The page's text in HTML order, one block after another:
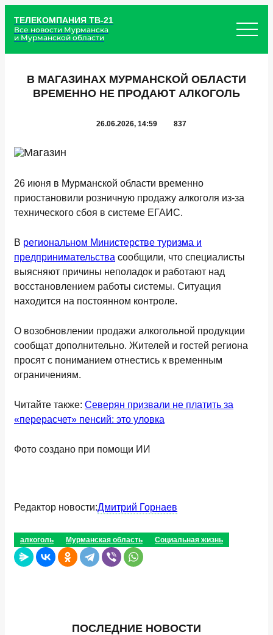
ТЕЛЕКОМПАНИЯ ТВ-21
Все новости Мурманска
и Мурманской области
В МАГАЗИНАХ МУРМАНСКОЙ ОБЛАСТИ
ВРЕМЕННО НЕ ПРОДАЮТ АЛКОГОЛЬ
26.06.2026, 14:59 837
26 июня в Мурманской области временно
приостановили розничную продажу алкоголя из-за
технического сбоя в системе ЕГАИС.
В региональном Министерстве туризма и
предпринимательства сообщили, что специалисты
выясняют причины неполадок и работают над
восстановлением работы системы. Ситуация
находится на постоянном контроле.
О возобновлении продажи алкогольной продукции
сообщат дополнительно. Жителей и гостей региона
просят с пониманием отнестись к временным
ограничениям.
Читайте также: Северян призвали не платить за
«перерасчет» пенсий: это уловка
Фото создано при помощи ИИ
Редактор новости:Дмитрий Горнаев
алкоголь Мурманская область Социальная жизнь
ПОСЛЕДНИЕ НОВОСТИ